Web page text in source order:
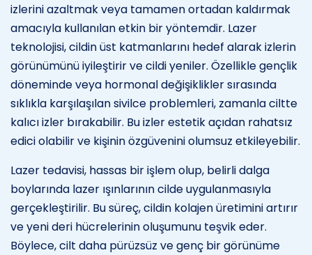
izlerini azaltmak veya tamamen ortadan kaldırmak
amacıyla kullanılan etkin bir yöntemdir. Lazer
teknolojisi, cildin üst katmanlarını hedef alarak izlerin
görünümünü iyileştirir ve cildi yeniler. Özellikle gençlik
döneminde veya hormonal değişiklikler sırasında
sıklıkla karşılaşılan sivilce problemleri, zamanla ciltte
kalıcı izler bırakabilir. Bu izler estetik açıdan rahatsız
edici olabilir ve kişinin özgüvenini olumsuz etkileyebilir.
Lazer tedavisi, hassas bir işlem olup, belirli dalga
boylarında lazer ışınlarının cilde uygulanmasıyla
gerçekleştirilir. Bu süreç, cildin kolajen üretimini artırır
ve yeni deri hücrelerinin oluşumunu teşvik eder.
Böylece, cilt daha pürüzsüz ve genç bir görünüme